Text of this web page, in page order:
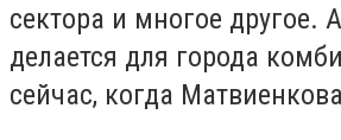
сектора и многое другое.
делается для города
сейчас, когда